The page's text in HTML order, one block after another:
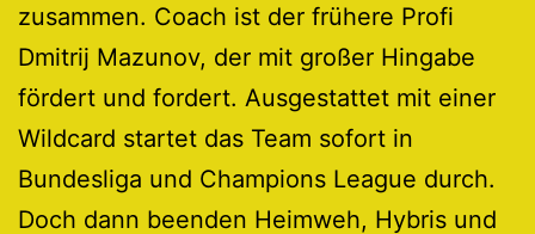
zusammen. Coach ist der frühere Profi
Dmitrij Mazunov, der mit großer Hingabe
fördert und fordert. Ausgestattet mit einer
Wildcard startet das Team sofort in
Bundesliga und Champions League durch.
Doch dann beenden Heimweh, Hybris und